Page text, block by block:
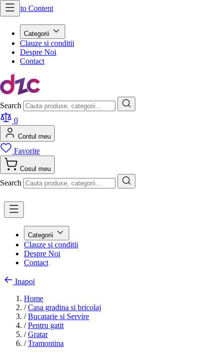
Skip to Content
Categorii
Clauze si conditii
Despre Noi
Contact
Search
0
Contul meu
Favorite
Cosul meu
Search
Categorii
Clauze si conditii
Despre Noi
Contact
Inapoi
Home
/ Casa gradina si bricolaj
/ Bucatarie si Servire
/ Pentru gatit
/ Gratar
/ Tramontina